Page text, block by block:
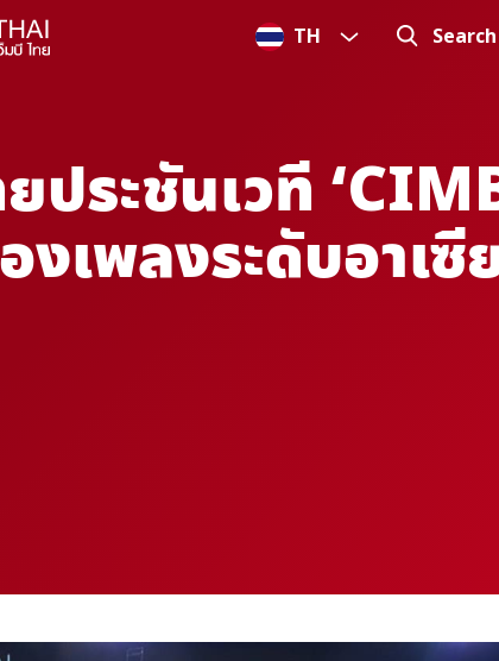
TH Search
ระชันเวที
งเพลงระดับอาเซี